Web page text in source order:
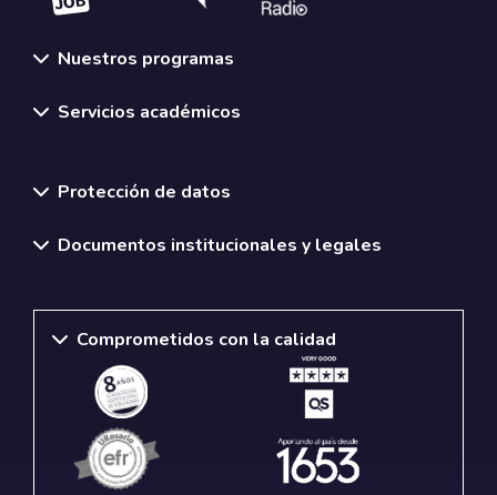
Nuestros programas
Servicios académicos
Protección de datos
Documentos institucionales y legales
Comprometidos con la calidad